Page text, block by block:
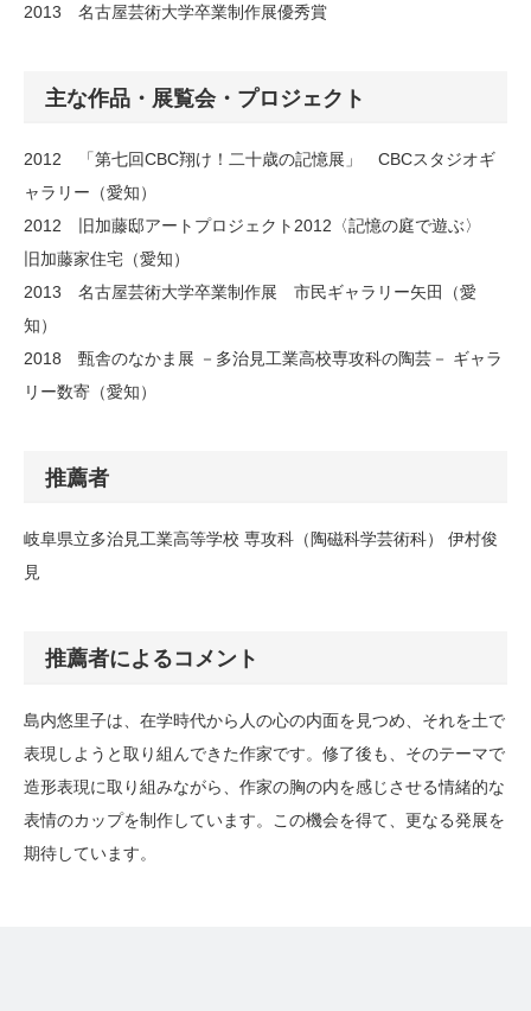
2013 名古屋芸術大学卒業制作展優秀賞
主な作品・展覧会・プロジェクト
2012 「第七回CBC翔け！二十歳の記憶展」 CBCスタジオギ
ャラリー（愛知）
2012 旧加藤邸アートプロジェクト2012〈記憶の庭で遊ぶ〉
旧加藤家住宅（愛知）
2013 名古屋芸術大学卒業制作展 市民ギャラリー矢田（愛
知）
2018 甄舎のなかま展 －多治見工業高校専攻科の陶芸－ ギャラ
リー数寄（愛知）
推薦者
岐阜県立多治見工業高等学校 専攻科（陶磁科学芸術科） 伊村俊
見
推薦者によるコメント
島内悠里子は、在学時代から人の心の内面を見つめ、それを土で
表現しようと取り組んできた作家です。修了後も、そのテーマで
造形表現に取り組みながら、作家の胸の内を感じさせる情緒的な
表情のカップを制作しています。この機会を得て、更なる発展を
期待しています。